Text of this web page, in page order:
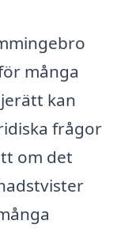
många
kan
frågor
om det